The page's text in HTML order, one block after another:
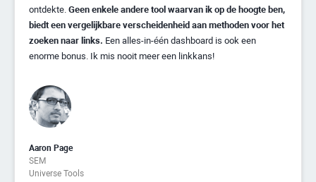
ontdekte. Geen enkele andere tool waarvan ik op de hoogte ben,
biedt een vergelijkbare verscheidenheid aan methoden voor het
zoeken naar links. Een alles-in-één dashboard is ook een
enorme bonus. Ik mis nooit meer een linkkans!
Aaron Page
SEM
Universe Tools